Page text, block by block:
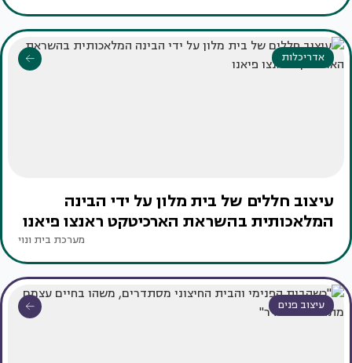
אדריכלות
עיצוב חללים של בית מלון על ידי הבינה
המלאכותית בהשראת הארכיטקט ראנצו פיאנו
מערכת בית ונוי
עיצוב פנים